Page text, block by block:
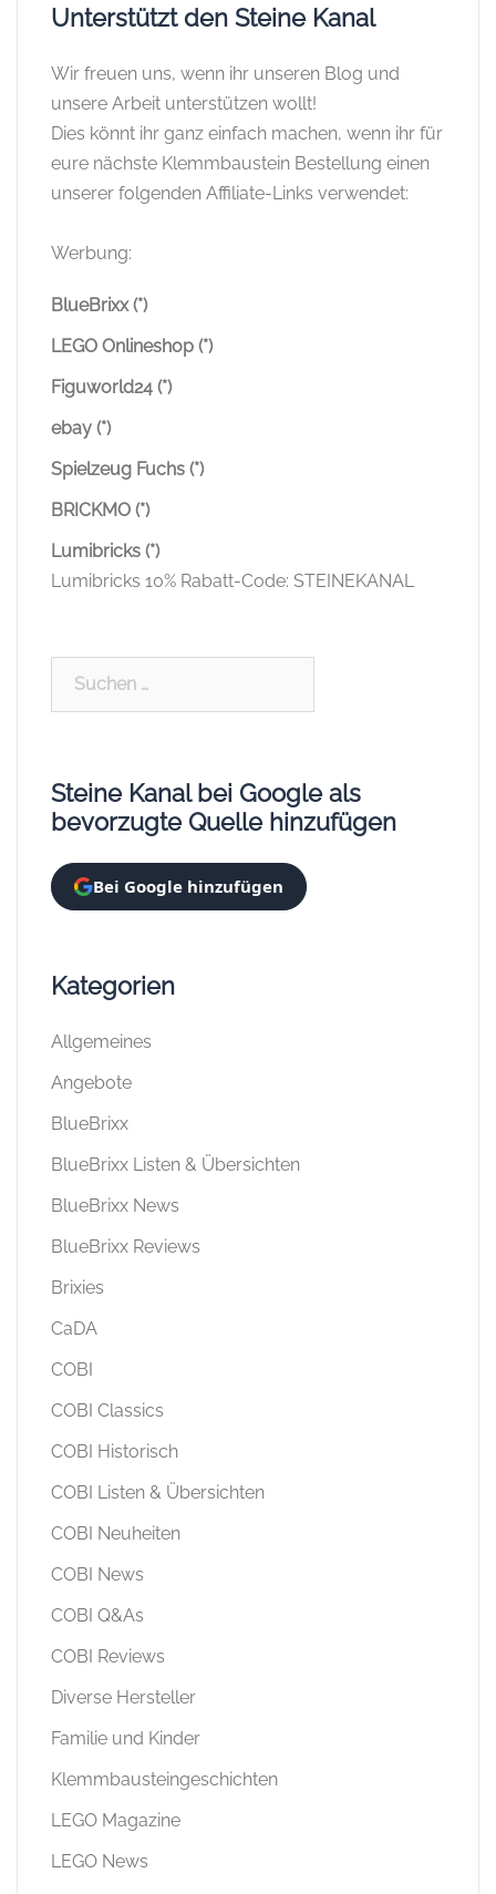
Unterstützt den Steine Kanal
Wir freuen uns, wenn ihr unseren Blog und
unsere Arbeit unterstützen wollt!
Dies könnt ihr ganz einfach machen, wenn ihr für
eure nächste Klemmbaustein Bestellung einen
unserer folgenden Affiliate-Links verwendet:
Werbung:
BlueBrixx (*)
LEGO Onlineshop (*)
Figuworld24 (*)
ebay (*)
Spielzeug Fuchs (*)
BRICKMO (*)
Lumibricks (*)
Lumibricks 10% Rabatt-Code: STEINEKANAL
Steine Kanal bei Google als
bevorzugte Quelle hinzufügen
Bei Google hinzufügen
Kategorien
Allgemeines
Angebote
BlueBrixx
BlueBrixx Listen & Übersichten
BlueBrixx News
BlueBrixx Reviews
Brixies
CaDA
COBI
COBI Classics
COBI Historisch
COBI Listen & Übersichten
COBI Neuheiten
COBI News
COBI Q&As
COBI Reviews
Diverse Hersteller
Familie und Kinder
Klemmbausteingeschichten
LEGO Magazine
LEGO News